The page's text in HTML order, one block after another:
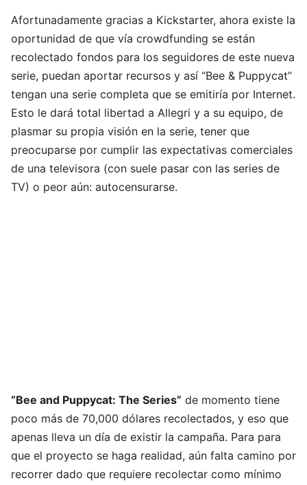
Afortunadamente gracias a Kickstarter, ahora existe la
oportunidad de que vía crowdfunding se están
recolectado fondos para los seguidores de este nueva
serie, puedan aportar recursos y así “Bee & Puppycat”
tengan una serie completa que se emitiría por Internet.
Esto le dará total libertad a Allegri y a su equipo, de
plasmar su propia visión en la serie, tener que
preocuparse por cumplir las expectativas comerciales
de una televisora (con suele pasar con las series de
TV) o peor aún: autocensurarse.
“Bee and Puppycat: The Series” de momento tiene
poco más de 70,000 dólares recolectados, y eso que
apenas lleva un día de existir la campaña. Para para
que el proyecto se haga realidad, aún falta camino por
recorrer dado que requiere recolectar como mínimo